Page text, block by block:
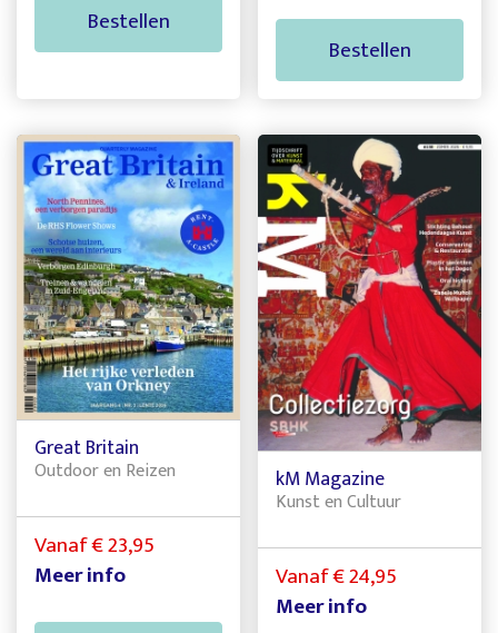
Bestellen
Bestellen
Great Britain
Outdoor en Reizen
Vanaf € 23,95
Meer info
kM Magazine
Kunst en Cultuur
Vanaf € 24,95
Meer info